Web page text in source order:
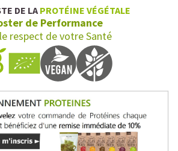
DE LA PROTÉINE VÉGÉTALE
de Performance
respect de votre Santé